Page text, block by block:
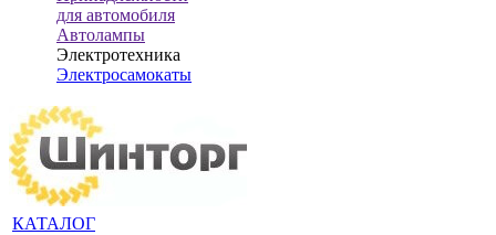
для автомобиля
Автолампы
Электротехника
Электросамокаты
КАТАЛОГ